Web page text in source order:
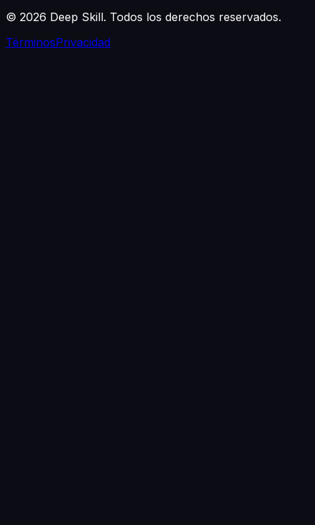
© 2026 Deep Skill. Todos los derechos reservados.
TérminosPrivacidad